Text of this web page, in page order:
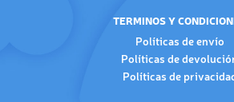
TERMINOS Y
Políticas de envío
Políticas de
Políticas de